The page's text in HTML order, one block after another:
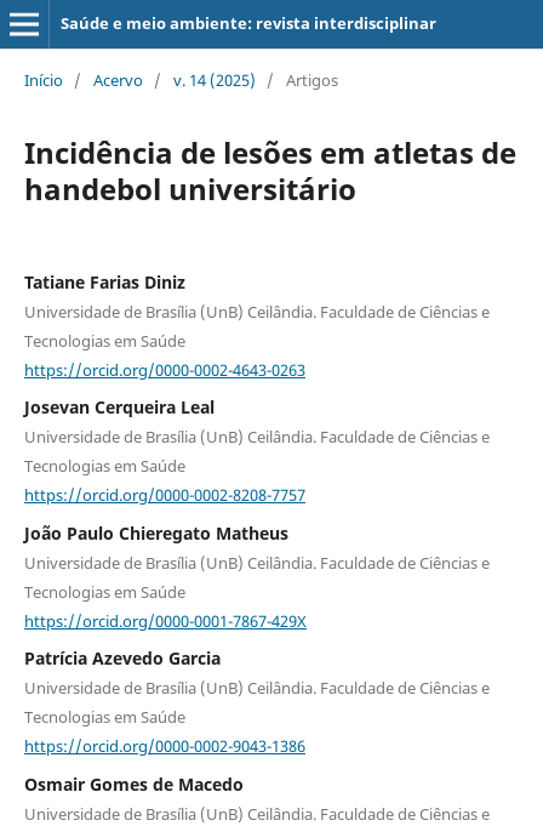
Saúde e meio ambiente: revista interdisciplinar
Início / Acervo / v. 14 (2025) / Artigos
Incidência de lesões em atletas de
handebol universitário
Tatiane Farias Diniz
Universidade de Brasília (UnB) Ceilândia. Faculdade de Ciências e
Tecnologias em Saúde
https://orcid.org/0000-0002-4643-0263
Josevan Cerqueira Leal
Universidade de Brasília (UnB) Ceilândia. Faculdade de Ciências e
Tecnologias em Saúde
https://orcid.org/0000-0002-8208-7757
João Paulo Chieregato Matheus
Universidade de Brasília (UnB) Ceilândia. Faculdade de Ciências e
Tecnologias em Saúde
https://orcid.org/0000-0001-7867-429X
Patrícia Azevedo Garcia
Universidade de Brasília (UnB) Ceilândia. Faculdade de Ciências e
Tecnologias em Saúde
https://orcid.org/0000-0002-9043-1386
Osmair Gomes de Macedo
Universidade de Brasília (UnB) Ceilândia. Faculdade de Ciências e